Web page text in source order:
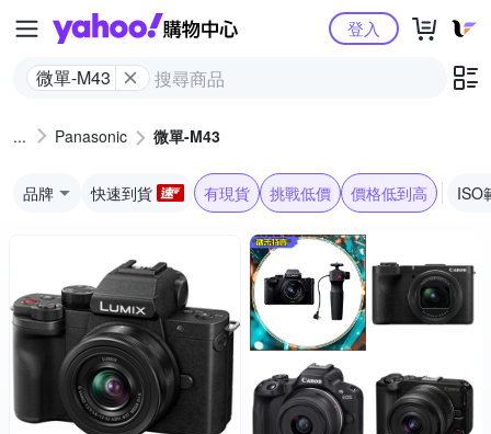
Yahoo購物中心
微單-M43
登入
Panasonic 微單-M43
品牌 快速到貨 有現貨 挑戰低價 價格低到高 ISO